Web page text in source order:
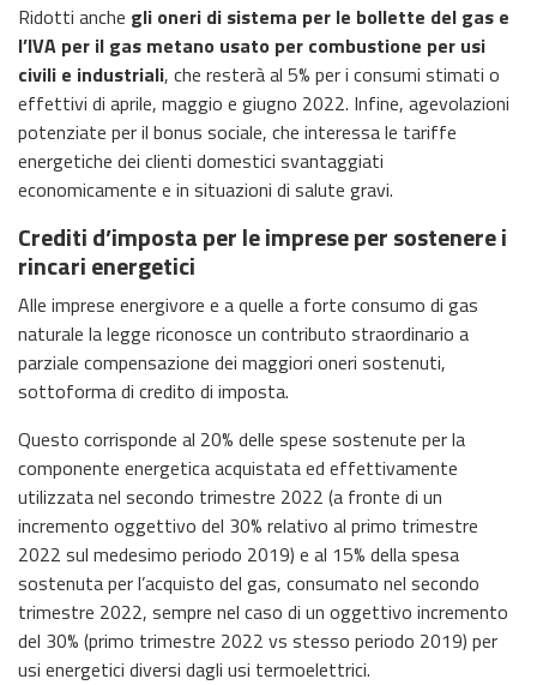
Ridotti anche gli oneri di sistema per le bollette del gas e
l’IVA per il gas metano usato per combustione per usi
civili e industriali, che resterà al 5% per i consumi stimati o
effettivi di aprile, maggio e giugno 2022. Infine, agevolazioni
potenziate per il bonus sociale, che interessa le tariffe
energetiche dei clienti domestici svantaggiati
economicamente e in situazioni di salute gravi.
Crediti d’imposta per le imprese per sostenere i
rincari energetici
Alle imprese energivore e a quelle a forte consumo di gas
naturale la legge riconosce un contributo straordinario a
parziale compensazione dei maggiori oneri sostenuti,
sottoforma di credito di imposta.
Questo corrisponde al 20% delle spese sostenute per la
componente energetica acquistata ed effettivamente
utilizzata nel secondo trimestre 2022 (a fronte di un
incremento oggettivo del 30% relativo al primo trimestre
2022 sul medesimo periodo 2019) e al 15% della spesa
sostenuta per l’acquisto del gas, consumato nel secondo
trimestre 2022, sempre nel caso di un oggettivo incremento
del 30% (primo trimestre 2022 vs stesso periodo 2019) per
usi energetici diversi dagli usi termoelettrici.